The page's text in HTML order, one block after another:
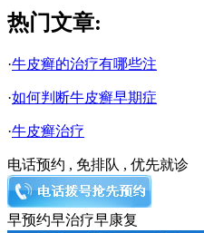
热门文章:
·牛皮癣的治疗有哪些注
·如何判断牛皮癣早期症
·牛皮癣治疗
电话预约 , 免排队 , 优先就诊
早预约早治疗早康复